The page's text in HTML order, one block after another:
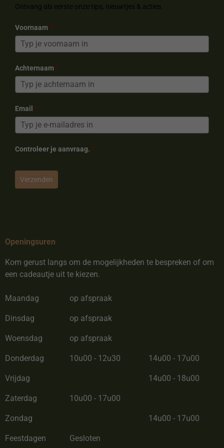
k
s
a
Ontvang als eerste onze tips, nieuwtjes & acties.
Voornaam*
Achternaam*
Email *
Controleer je aanvraag. *
Verzenden
Openingsuren
Kom gerust langs om de mogelijkheden te bespreken of om
een cadeautje uit te kiezen.
Maandag op afspraak
Dinsdag op afspraak
Woensdag op afspraak
Donderdag 10u00 - 12u30 14u00 - 17u00
Vrijdag 14u00 - 18u00
Zaterdag 10u00 - 17u00
Zondag 14u00 - 17u00
Feestdagen Gesloten